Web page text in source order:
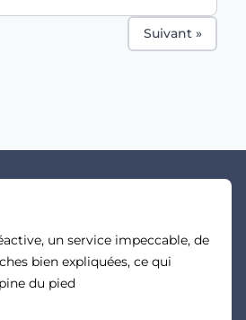
Suivant »
un service impeccable, de
bien expliquées, ce qui
du pied